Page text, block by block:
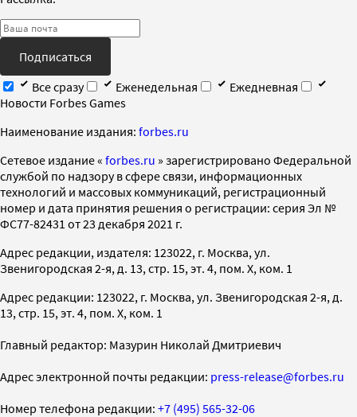
Подписаться
Все сразу
Еженедельная
Ежедневная
Новости Forbes Games
Наименование издания: forbes.ru
Cетевое издание « forbes.ru » зарегистрировано Федеральной
службой по надзору в сфере связи, информационных
технологий и массовых коммуникаций, регистрационный
номер и дата принятия решения о регистрации: серия Эл №
ФС77-82431 от 23 декабря 2021 г.
Адрес редакции, издателя: 123022, г. Москва, ул.
Звенигородская 2-я, д. 13, стр. 15, эт. 4, пом. X, ком. 1
Адрес редакции: 123022, г. Москва, ул. Звенигородская 2-я, д.
13, стр. 15, эт. 4, пом. X, ком. 1
Главный редактор: Мазурин Николай Дмитриевич
Адрес электронной почты редакции: press-release@forbes.ru
Номер телефона редакции: +7 (495) 565-32-06